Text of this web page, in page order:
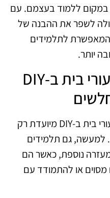
ללמוד בעצמם. עם
לשפר את ההבנה של
לתלמידים
יותר.
מיתוס 2: עזרה בשיעורי בית ב-DIY
הדעה הרווחת היא שעזרה בשיעורי בית ב-DIY מיועדת רק
למעשה, גם תלמידים
מעזרה נוספת, כאשר הם
או להתמודד עם